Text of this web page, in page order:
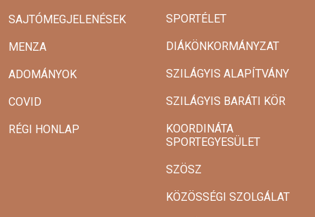
SAJTÓMEGJELENÉSEK
MENZA
ADOMÁNYOK
COVID
RÉGI HONLAP
SPORTÉLET
DIÁKÖNKORMÁNYZAT
SZILÁGYIS ALAPÍTVÁNY
SZILÁGYIS BARÁTI KÖR
KOORDINÁTA
SPORTEGYESÜLET
SZÖSZ
KÖZÖSSÉGI SZOLGÁLAT